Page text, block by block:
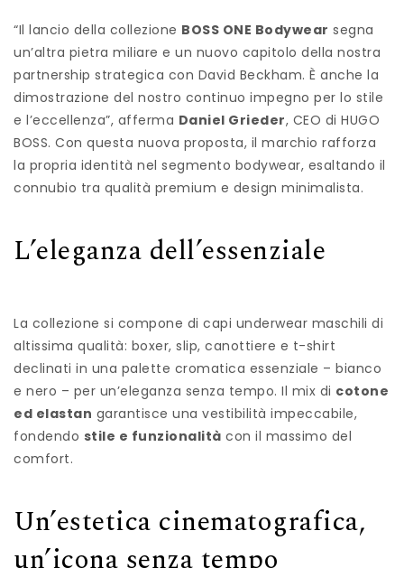
“Il lancio della collezione BOSS ONE Bodywear segna
un’altra pietra miliare e un nuovo capitolo della nostra
partnership strategica con David Beckham. È anche la
dimostrazione del nostro continuo impegno per lo stile
e l’eccellenza”, afferma Daniel Grieder, CEO di HUGO
BOSS. Con questa nuova proposta, il marchio rafforza
la propria identità nel segmento bodywear, esaltando il
connubio tra qualità premium e design minimalista.
L’eleganza dell’essenziale
La collezione si compone di capi underwear maschili di
altissima qualità: boxer, slip, canottiere e t-shirt
declinati in una palette cromatica essenziale – bianco
e nero – per un’eleganza senza tempo. Il mix di cotone
ed elastan garantisce una vestibilità impeccabile,
fondendo stile e funzionalità con il massimo del
comfort.
Un’estetica cinematografica,